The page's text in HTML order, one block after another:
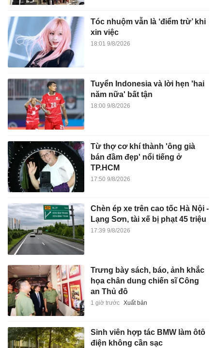
Tóc nhuộm vẫn là ‘điểm trừ’ khi
xin việc
18:01 9/8/2026
Tuyển Indonesia và lời hẹn 'hai
năm nữa' bất tận
18:00 9/8/2026
Từ thợ cơ khí thành 'ông già
bán đầm đẹp' nổi tiếng ở
TP.HCM
17:50 9/8/2026
Chèn ép xe trên cao tốc Hà Nội -
Lạng Sơn, tài xế bị phạt 45 triệu
17:39 9/8/2026
Trưng bày sách, báo, ảnh khắc
họa chân dung chiến sĩ Công
an Thủ đô
1 giờ trước Xuất bản
Sinh viên hợp tác BMW làm ôtô
điện không cần sạc